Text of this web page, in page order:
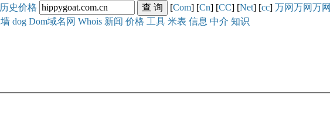
历史价格 [Com] [Cn] [CC] [Net] [cc] 万网万网万网
墙 dog Dom域名网 Whois 新闻 价格 工具 米表 信息 中介 知识